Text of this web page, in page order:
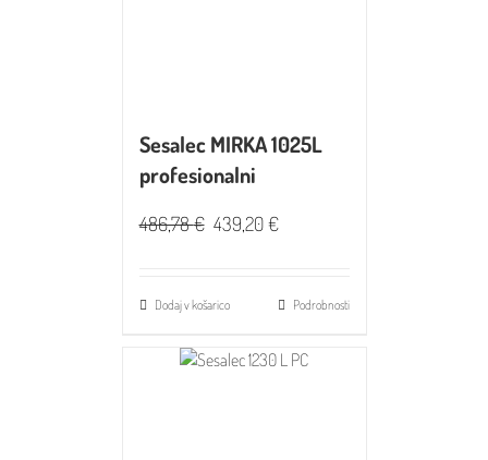
Sesalec MIRKA 1025L
profesionalni
486,78€ 439,20€
Dodaj v košarico Podrobnosti